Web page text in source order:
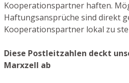
Kooperationspartner haften.
Haftungsansprüche sind direkt
Kooperationspartner lokal zu
Diese Postleitzahlen deckt
Marxzell ab